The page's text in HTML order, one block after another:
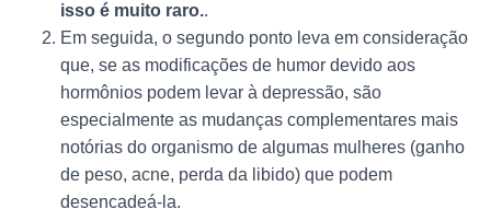
isso é muito raro..
Em seguida, o segundo ponto leva em consideração
que, se as modificações de humor devido aos
hormônios podem levar à depressão, são
especialmente as mudanças complementares mais
notórias do organismo de algumas mulheres (ganho
de peso, acne, perda da libido) que podem
desencadeá-la.